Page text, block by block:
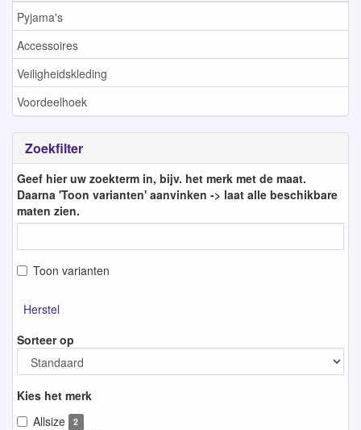
Pyjama's
Accessoires
Veiligheidskleding
Voordeelhoek
Zoekfilter
Geef hier uw zoekterm in, bijv. het merk met de maat.
Daarna 'Toon varianten' aanvinken -> laat alle beschikbare
maten zien.
Toon varianten
Herstel
Sorteer op
Kies het merk
Allsize
2